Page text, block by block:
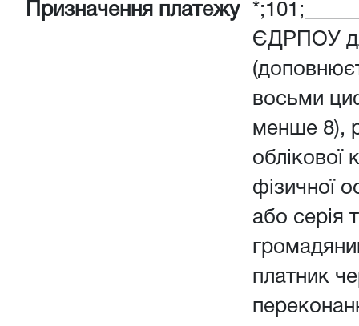
Призначення платежу
ЄДРПОУ
восьми
менше 8),
облікової
фізичної
або серія
платник